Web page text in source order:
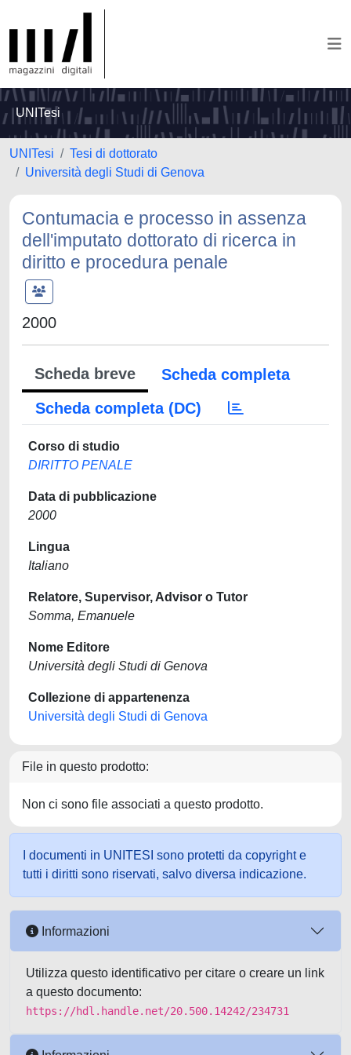
UNITesi
UNITesi
Tesi di dottorato
Università degli Studi di Genova
Contumacia e processo in assenza
dell'imputato dottorato di ricerca in
diritto e procedura penale
2000
Scheda breve
Scheda completa
Scheda completa (DC)
Corso di studio
DIRITTO PENALE
Data di pubblicazione
2000
Lingua
Italiano
Relatore, Supervisor, Advisor o Tutor
Somma, Emanuele
Nome Editore
Università degli Studi di Genova
Collezione di appartenenza
Università degli Studi di Genova
File in questo prodotto:
Non ci sono file associati a questo prodotto.
I documenti in UNITESI sono protetti da copyright e
tutti i diritti sono riservati, salvo diversa indicazione.
Informazioni
Utilizza questo identificativo per citare o creare un link
a questo documento:
https://hdl.handle.net/20.500.14242/234731